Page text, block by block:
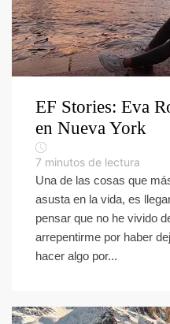
EF Stories: Eva
en Nueva York
7 minutos de lectura
Una de las cosas que
asusta en la vida, es
pensar que no he vivido
arrepentirme por haber
hacer algo por...